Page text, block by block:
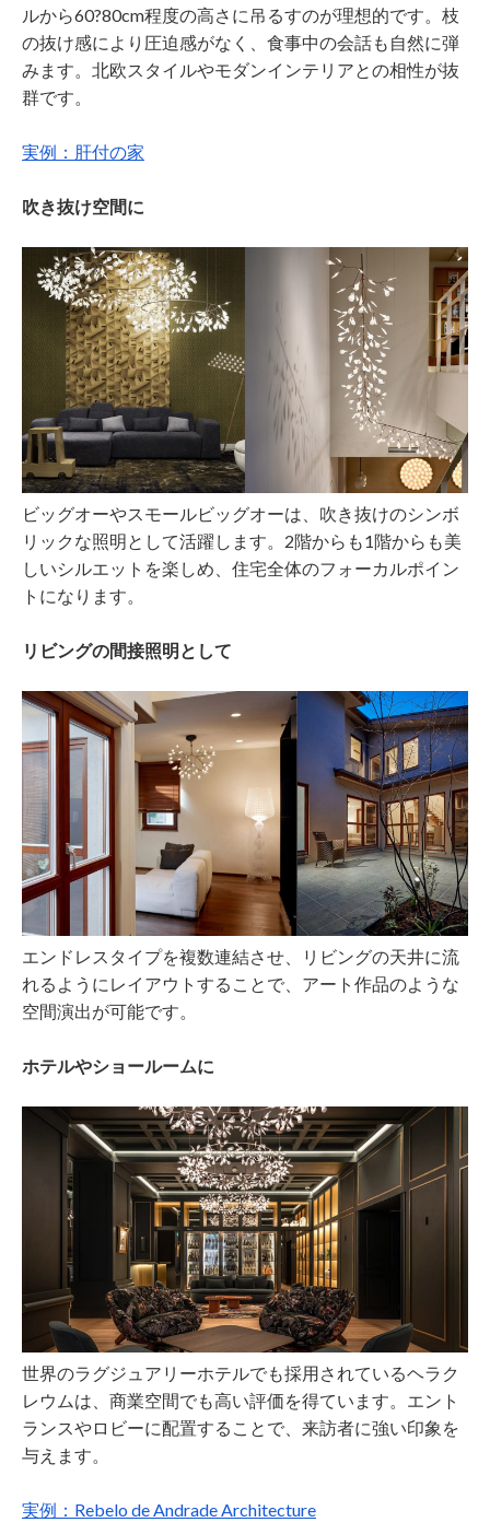
ルから60?80cm程度の高さに吊るすのが理想的です。枝
の抜け感により圧迫感がなく、食事中の会話も自然に弾
みます。北欧スタイルやモダンインテリアとの相性が抜
群です。
実例：肝付の家
吹き抜け空間に
ビッグオーやスモールビッグオーは、吹き抜けのシンボ
リックな照明として活躍します。2階からも1階からも美
しいシルエットを楽しめ、住宅全体のフォーカルポイン
トになります。
リビングの間接照明として
エンドレスタイプを複数連結させ、リビングの天井に流
れるようにレイアウトすることで、アート作品のような
空間演出が可能です。
ホテルやショールームに
世界のラグジュアリーホテルでも採用されているヘラク
レウムは、商業空間でも高い評価を得ています。エント
ランスやロビーに配置することで、来訪者に強い印象を
与えます。
実例：Rebelo de Andrade Architecture